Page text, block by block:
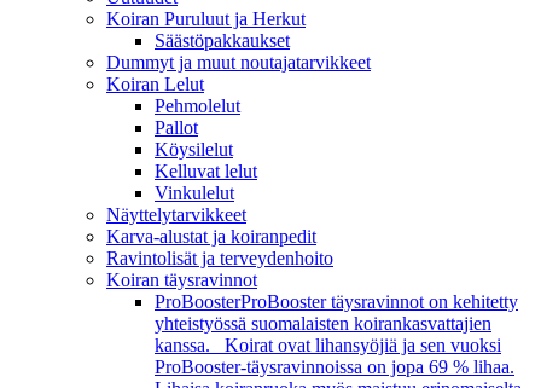
Koiran Puruluut ja Herkut
Säästöpakkaukset
Dummyt ja muut noutajatarvikkeet
Koiran Lelut
Pehmolelut
Pallot
Köysilelut
Kelluvat lelut
Vinkulelut
Näyttelytarvikkeet
Karva-alustat ja koiranpedit
Ravintolisät ja terveydenhoito
Koiran täysravinnot
ProBoosterProBooster täysravinnot on kehitetty
yhteistyössä suomalaisten koirankasvattajien
kanssa. Koirat ovat lihansyöjiä ja sen vuoksi
ProBooster-täysravinnoissa on jopa 69 % lihaa.